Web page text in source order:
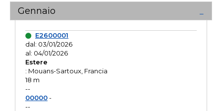
Gennaio
E2600001
dal: 03/01/2026
al: 04/01/2026
Estere
: Mouans-Sartoux, Francia
18 m
--
00000-
--